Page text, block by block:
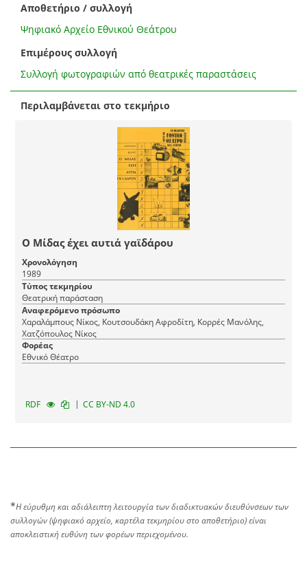
Αποθετήριο / συλλογή
Ψηφιακό Αρχείο Εθνικού Θεάτρου
Επιμέρους συλλογή
Συλλογή φωτογραφιών από θεατρικές παραστάσεις
Περιλαμβάνεται στο τεκμήριο
Ο Μίδας έχει αυτιά γαϊδάρου
Χρονολόγηση
1989
Τύπος τεκμηρίου
Θεατρική παράσταση
Αναφερόμενο πρόσωπο
Χαραλάμπους Νίκος, Κουτσουδάκη Αφροδίτη, Κορρές Μανόλης,
Χατζόπουλος Νίκος
Φορέας
Εθνικό Θέατρο
RDF | CC BY-ND 4.0
*Η εύρυθμη και αδιάλειπτη λειτουργία των διαδικτυακών διευθύνσεων των
συλλογών (ψηφιακό αρχείο, καρτέλα τεκμηρίου στο αποθετήριο) είναι
αποκλειστική ευθύνη των φορέων περιεχομένου.